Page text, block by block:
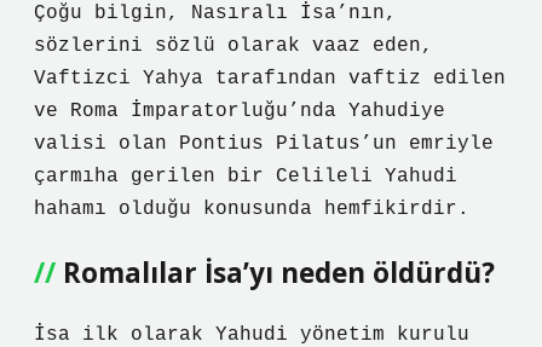
Çoğu bilgin, Nasıralı İsa’nın,
sözlerini sözlü olarak vaaz eden,
Vaftizci Yahya tarafından vaftiz edilen
ve Roma İmparatorluğu’nda Yahudiye
valisi olan Pontius Pilatus’un emriyle
çarmıha gerilen bir Celileli Yahudi
hahamı olduğu konusunda hemfikirdir.
Romalılar İsa’yı neden öldürdü?
İsa ilk olarak Yahudi yönetim kurulu